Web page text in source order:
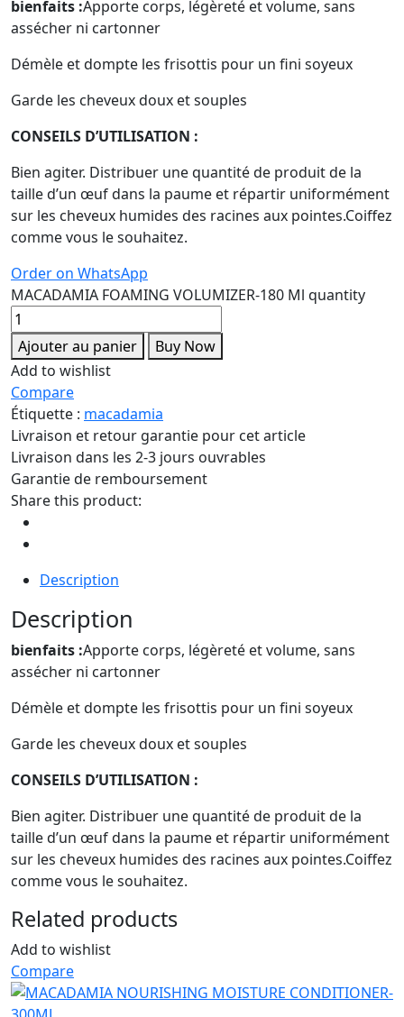
bienfaits :Apporte corps, légèreté et volume, sans
assécher ni cartonner
Démèle et dompte les frisottis pour un fini soyeux
Garde les cheveux doux et souples
CONSEILS D’UTILISATION :
Bien agiter. Distribuer une quantité de produit de la
taille d’un œuf dans la paume et répartir uniformément
sur les cheveux humides des racines aux pointes.Coiffez
comme vous le souhaitez.
Order on WhatsApp
MACADAMIA FOAMING VOLUMIZER-180 Ml quantity
Ajouter au panier
Buy Now
Add to wishlist
Compare
Étiquette : macadamia
Livraison et retour garantie pour cet article
Livraison dans les 2-3 jours ouvrables
Garantie de remboursement
Share this product:
Description
Description
bienfaits :Apporte corps, légèreté et volume, sans
assécher ni cartonner
Démèle et dompte les frisottis pour un fini soyeux
Garde les cheveux doux et souples
CONSEILS D’UTILISATION :
Bien agiter. Distribuer une quantité de produit de la
taille d’un œuf dans la paume et répartir uniformément
sur les cheveux humides des racines aux pointes.Coiffez
comme vous le souhaitez.
Related products
Add to wishlist
Compare